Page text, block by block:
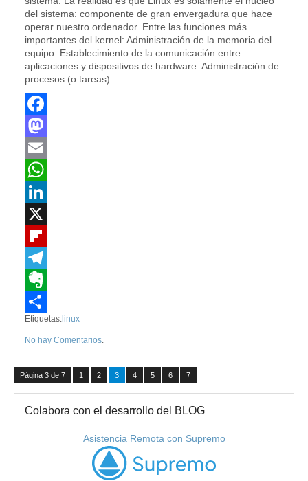
del sistema: componente de gran envergadura que hace
operar nuestro ordenador. Entre las funciones más
importantes del kernel: Administración de la memoria del
equipo. Establecimiento de la comunicación entre
aplicaciones y dispositivos de hardware. Administración de
procesos (o tareas).
Facebook
Mastodon
Email
WhatsApp
LinkedIn
Flipboard
Telegram
Evernote
Compartir
Etiquetas: linux
No hay Comentarios.
Página 3 de 7 1 2 3 4 5 6 7
Colabora con el desarrollo del BLOG
Asistencia Remota con Supremo